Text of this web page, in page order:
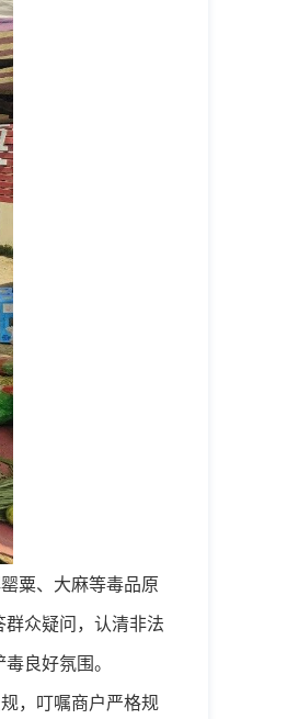
粟、大麻等毒品原
众疑问，认清非法
良好氛围。
，叮嘱商户严格规